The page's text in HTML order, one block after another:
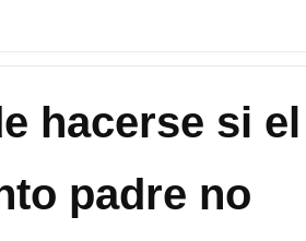
hacerse si el
padre no